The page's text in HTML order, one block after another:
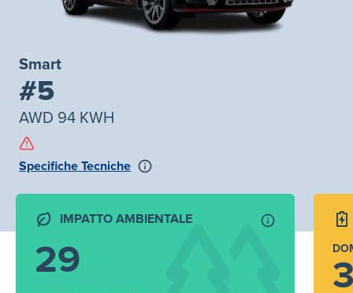
Smart
#5
AWD 94 KWH
Specifiche Tecniche
IMPATTO AMBIENTALE
29